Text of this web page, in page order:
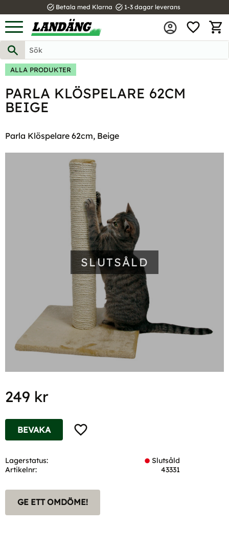
Meny
task_alt Betala med Klarna task_alt 1-3 dagar leverans
ALLA PRODUKTER
PARLA KLÖSPELARE 62CM
BEIGE
Parla Klöspelare 62cm, Beige
SLUTSÅLD
249 kr
Lägg till i favoriter
BEVAKA
Lagerstatus
Slutsåld
Artikelnr
43331
GE ETT OMDÖME!